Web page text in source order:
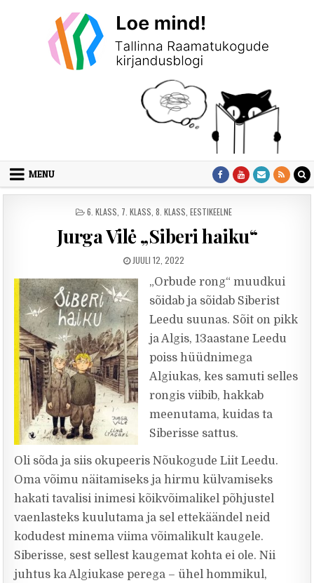
MENU
POSTED IN
6. KLASS 7. KLASS 8. KLASS EESTIKEELNE
Jurga Vilė „Siberi haiku“
PUBLISHED DATE:
JUULI 12, 2022
„Orbude rong“ muudkui
sõidab ja sõidab Siberist
Leedu suunas. Sõit on pikk
ja Algis, 13aastane Leedu
poiss hüüdnimega
Algiukas, kes samuti selles
rongis viibib, hakkab
meenutama, kuidas ta
Siberisse sattus.
Oli sõda ja siis okupeeris Nõukogude Liit Leedu.
Oma võimu näitamiseks ja hirmu külvamiseks
hakati tavalisi inimesi kõikvõimalikel põhjustel
vaenlasteks kuulutama ja sel ettekäändel neid
kodudest minema viima võimalikult kaugele.
Siberisse, sest sellest kaugemat kohta ei ole. Nii
juhtus ka Algiukase perega – ühel hommikul,